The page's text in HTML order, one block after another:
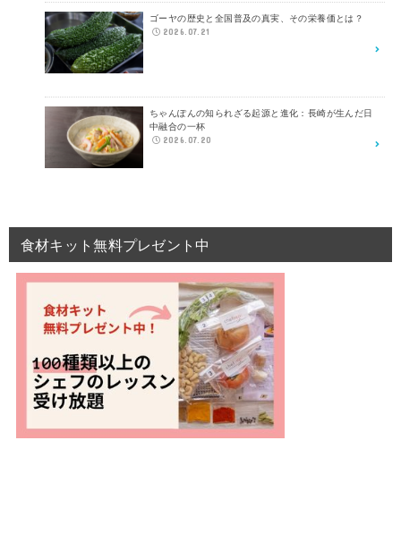
ゴーヤの歴史と全国普及の真実、その栄養価とは？
2026.07.21
ちゃんぽんの知られざる起源と進化：長崎が生んだ日
中融合の一杯
2026.07.20
食材キット無料プレゼント中